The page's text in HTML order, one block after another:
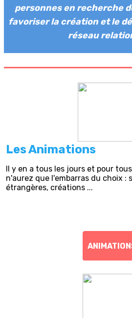
personnes en recherche
favoriser la création et le
réseau
Les Animations
Il y en a tous les jours et pour
n'aurez que l'embarras du choix :
étrangères, créations ...